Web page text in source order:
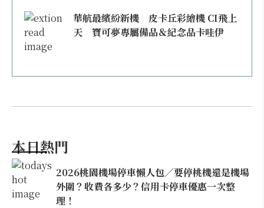
華航最繽紛新機 皮卡丘彩繪機 CI飛上
天 寶可夢專屬備品＆紀念品卡哇伊
本日熱門
2026桃園機場停車懶人包／要停桃機還是機場
外圍？收費各多少？信用卡停車優惠一次整
理！